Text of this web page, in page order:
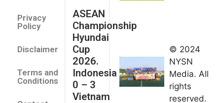
Privacy
Policy
Disclaimer
Terms and
Conditions
ASEAN
Championship
Hyundai
Cup
2026.
Indonesia
0 – 3
Vietnam
umum
Kejurnas
Panahan
Junior di
Kudus
© 2024
NYSN
Media. All
rights
reserved.